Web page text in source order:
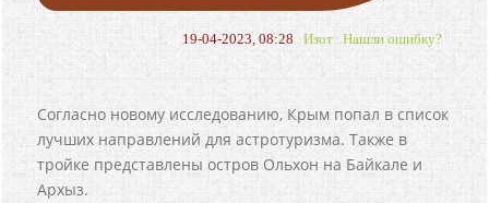
19-04-2023, 08:28 Изот Нашли ошибку?
Согласно новому исследованию, Крым попал в список
лучших направлений для астротуризма. Также в
тройке представлены остров Ольхон на Байкале и
Архыз.